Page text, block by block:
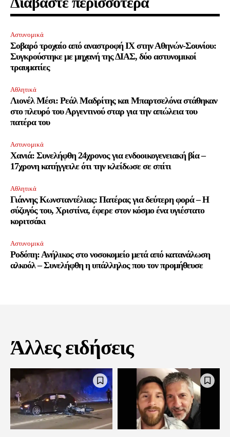
Αστυνομικά
Σοβαρό τροχαίο από αναστροφή ΙΧ στην Αθηνών-Σουνίου:
Συγκρούστηκε με μηχανή της ΔΙΑΣ, δύο αστυνομικοί
τραυματίες
Αθλητικά
Λιονέλ Μέσι: Ρεάλ Μαδρίτης και Μπαρτσελόνα στάθηκαν
στο πλευρό του Αργεντινού σταρ για την απώλεια του
πατέρα του
Αστυνομικά
Χανιά: Συνελήφθη 24χρονος για ενδοοικογενειακή βία –
17χρονη κατήγγειλε ότι την κλείδωσε σε σπίτι
Αθλητικά
Γιάννης Κωνσταντέλιας: Πατέρας για δεύτερη φορά – Η
σύζυγός του, Χριστίνα, έφερε στον κόσμο ένα υγιέστατο
κοριτσάκι
Αστυνομικά
Ροδόπη: Ανήλικος στο νοσοκομείο μετά από κατανάλωση
αλκοόλ – Συνελήφθη η υπάλληλος που τον προμήθευσε
Άλλες ειδήσεις